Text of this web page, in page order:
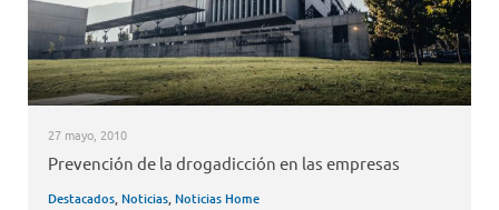
27 mayo, 2010
Prevención de la drogadicción en las empresas
Destacados, Noticias, Noticias Home